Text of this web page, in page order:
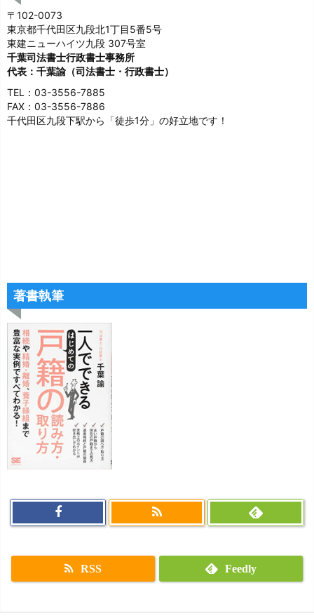
〒102-0073
東京都千代田区九段北1丁目5番5号
東建ニューハイツ九段 307号室
千葉司法書士行政書士事務所
代表：千葉諭（司法書士・行政書士）
TEL：03-3556-7885
FAX：03-3556-7886
千代田区九段下駅から「徒歩1分」の好立地です！
著書執筆
RSS Feedly